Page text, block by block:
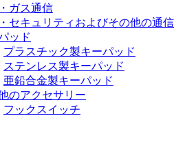
ガス通信
セキュリティおよびその他の通信
ッド
プラスチック製キーパッド
ステンレス製キーパッド
亜鉛合金製キーパッド
のアクセサリー
フックスイッチ